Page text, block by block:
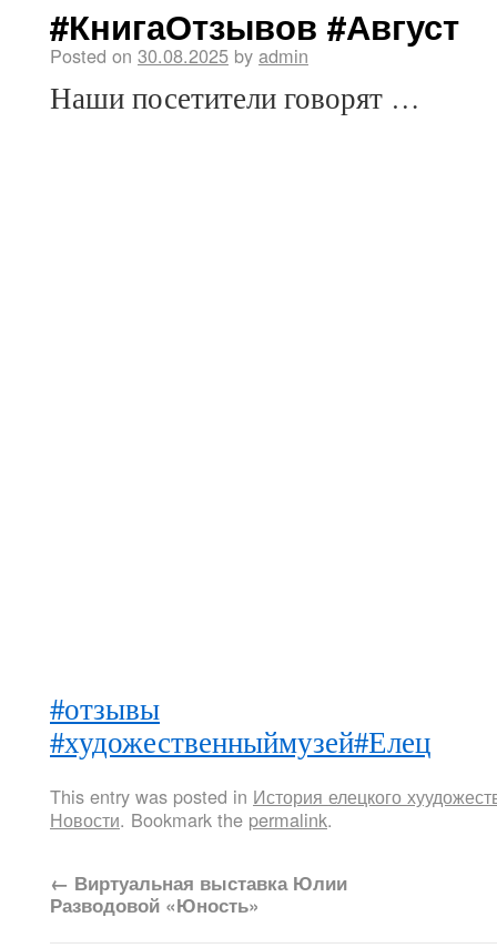
#КнигаОтзывов #Август
Posted on 30.08.2025 by admin
Наши посетители говорят …
#отзывы
#художественныймузей#Елец
This entry was posted in История елецкого
Новости. Bookmark the permalink.
← Виртуальная выставка Юлии
Разводовой «Юность»